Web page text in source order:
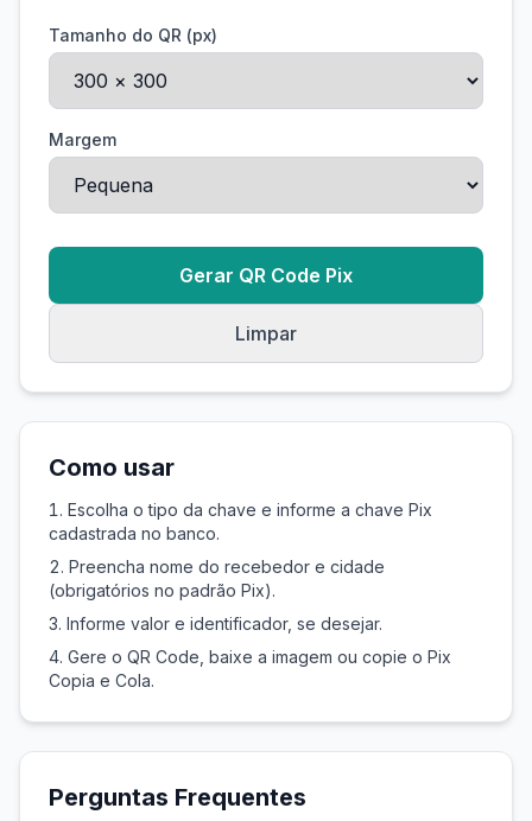
Tamanho do QR (px)
Margem
Gerar QR Code Pix
Limpar
Como usar
Escolha o tipo da chave e informe a chave Pix
cadastrada no banco.
Preencha nome do recebedor e cidade
(obrigatórios no padrão Pix).
Informe valor e identificador, se desejar.
Gere o QR Code, baixe a imagem ou copie o Pix
Copia e Cola.
Perguntas Frequentes